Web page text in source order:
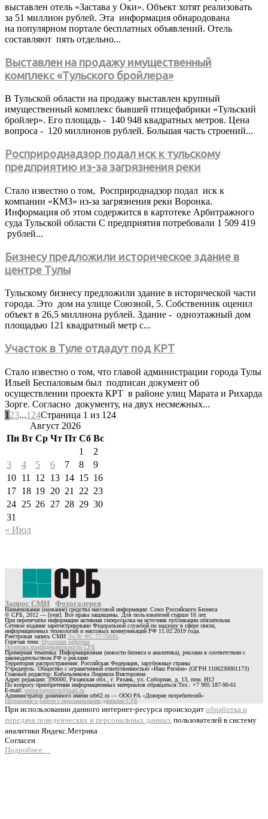
выставлен отель «Застaва у Oки». Объект хотят реализовать
за 51 миллион рублей. Эта информация обнародована
на популярном портале бесплатных объявлений. Отель
составляют пять отдeльно...
Выставлен на продажу имущественный
комплекс «Тульского бройлера»
В Тульской области на продажу выставлен крупный
имущественный комплекс бывшей птицефабрики «Тульский
бройлер». Его площадь - 140 948 квадратных метров. Цена
вопроса - 120 миллионов рублей. Большая часть строений...
Росприроднадзор подал иск к тульскому
предприятию из-за загрязнения реки
Стало известно о том, Росприроднадзор подал иск к
компании «КМЗ» из-за загрязнения реки Воронка.
Информация об этом содержится в картотеке Арбитражного
суда Тульской области С предприятия потребовали 1 509 419
рублей...
Бизнесу предложили историческое здание в
центре Тулы
Тульскому бизнесу предложили здание в исторической части
города. Это дом на улице Союзной, 5. Собственник оценил
объект в 26,5 миллиона рублей. Здание - одноэтажный дом
площадью 121 квадратный метр с...
Участок в Туле отдадут под КРТ
Стало известно о том, что главой администрации города Тулы
Ильей Беспаловым был подписан документ об
осуществлении проекта КРТ в районе улиц Марата и Рихарда
Зорге. Согласно документу, на двух несмежных...
1 23...124Страница 1 из 124
Август 2026
Пн Вт Ср Чт Пт Сб Вс
1
2
3
4 5 6 7 8
9
10 11 12 13 14 15 16
17 18 19 20 21 22 23
24 25 26 27 28 29 30
31
« Июл
Запрос СМИ Фотогалерея
Наименование (название) средства массовой информации: Союз Российского Бизнеса
© СРБ, 2012 — [year]. Все права защищены. Для пользователей старше 16 лет.
При перепечатке информации активная гиперссылка на источник публикации обязательна
Сетевое издание зарегистрировано Федеральной службой по надзору в сфере связи,
информационных технологий и массовых коммуникаций РФ 11.02.2019 года.
Реестровая запись СМИ Эл № ФС 77-75045
Горячая тема: Мусорная реформа
Политика конфиденциальности СРБ
Примерная тематика: Информационная (новости бизнеса и аналитика), реклама в соответствии с
законодательством РФ о рекламе
Территория распространения: Российская Федерация, зарубежные страны
Учредитель: Общество с ограниченной ответственностью «Наш Регион» (ОГРН 1106230001173)
Главный редактор: Кибальникова Людмила Викторовна
Адрес редакции: 390000, Рязанская обл., г. Рязань, ул. Соборная, д. 13, пом. Н12
По вопросу приобретения информационных материалов обращаться:Тел.: +7 905 187-90-61
E-mail:opora-torgsovet@mail.ru
Администратор доменного имени srb62.ru — ООО РА «Доверие потребителей»
Положение о работе с персональными данными СРБ
При использовании данного интернет-ресурса происходит обработка и
передача поведенческих и персональных данных пользователей в систему
аналитики Яндекс.Метрика
Согласен
Подробнее…